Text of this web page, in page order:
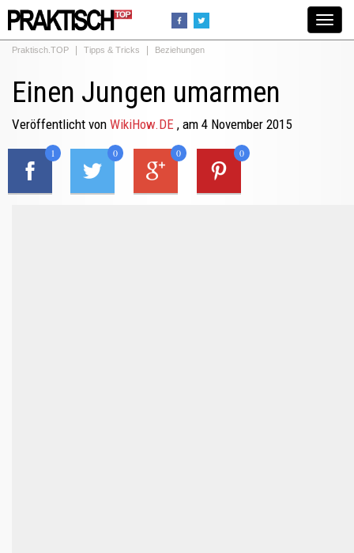
Toggle
Praktisch.TOP Tipps & Tricks Beziehungen
Einen Jungen umarmen
Veröffentlicht von WikiHow.DE , am 4 November 2015
1 0 0 0